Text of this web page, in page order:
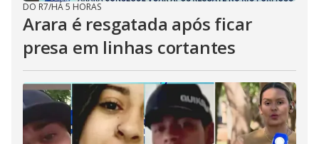
DO R7/HÁ 5 HORAS
Arara é resgatada após ficar
presa em linhas cortantes